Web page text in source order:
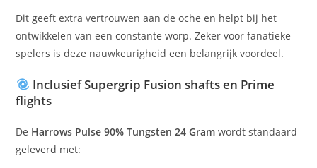
Dit geeft extra vertrouwen aan de oche en helpt bij het
ontwikkelen van een constante worp. Zeker voor fanatieke
spelers is deze nauwkeurigheid een belangrijk voordeel.
Inclusief Supergrip Fusion shafts en Prime
flights
De Harrows Pulse 90% Tungsten 24 Gram wordt standaard
geleverd met: